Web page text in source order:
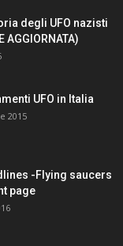
degli UFO nazisti
AGGIORNATA)
UFO in Italia
2015
-Flying saucers
page